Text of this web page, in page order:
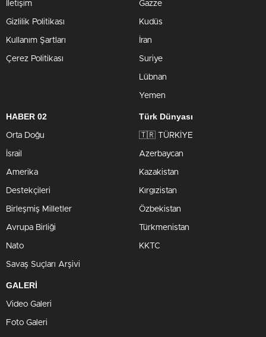
İletişim
Gizlilik Politikası
Kullanım Şartları
Çerez Politikası
Gazze
Kudüs
İran
Suriye
Lübnan
Yemen
HABER 02
Orta Doğu
İsrail
Amerika
Destekçileri
Birleşmiş Milletler
Avrupa Birliği
Nato
Savaş Suçları Arşivi
Türk Dünyası
🇹🇷 TÜRKİYE
Azerbaycan
Kazakistan
Kırgızistan
Özbekistan
Türkmenistan
KKTC
GALERİ
Video Galeri
Foto Galeri